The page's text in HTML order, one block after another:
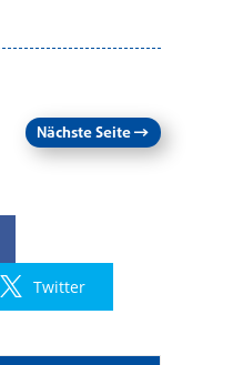
Nächste Seite→
Twitter